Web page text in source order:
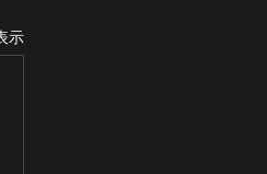
示